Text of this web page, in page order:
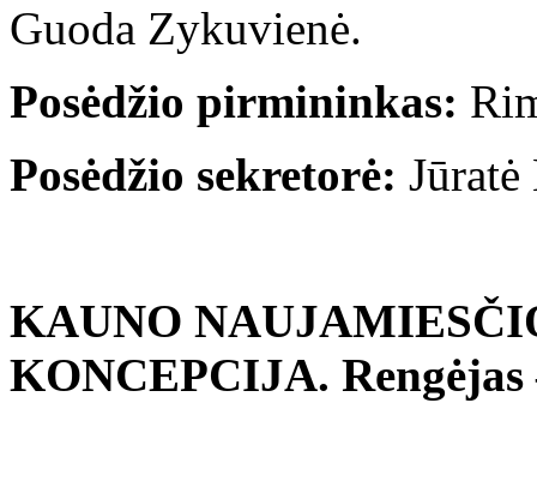
Guoda Zykuvienė.
Posėdžio pirmininkas:
Posėdžio sekretorė:
KAUNO
KONCEPCIJA.